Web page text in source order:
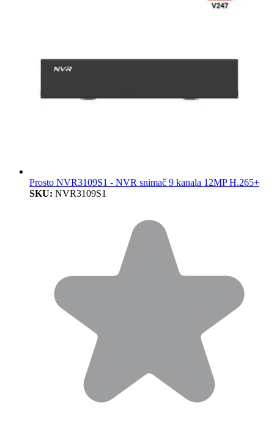
Prosto NVR3109S1 - NVR snimač 9 kanala 12MP H.265+
SKU: NVR3109S1